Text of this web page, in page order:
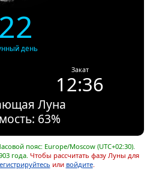
22
день
Закат
12:36
Луна
63%
пояс: Europe/Moscow (UTC+02:30).
года. Чтобы рассчитать фазу Луны для
или войдите.